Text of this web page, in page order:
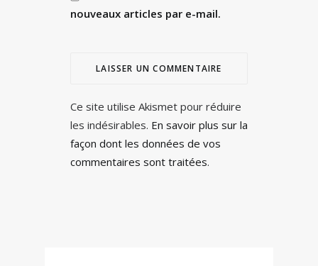
nouveaux articles par e-mail.
Ce site utilise Akismet pour réduire
les indésirables. En savoir plus sur la
façon dont les données de vos
commentaires sont traitées.